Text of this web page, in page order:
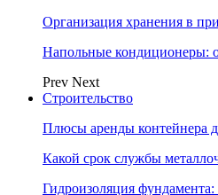
Организация хранения в
Напольные кондиционеры:
Prev Next
Строительство
Плюсы аренды контейнера
Какой срок службы
Гидроизоляция фундамента: